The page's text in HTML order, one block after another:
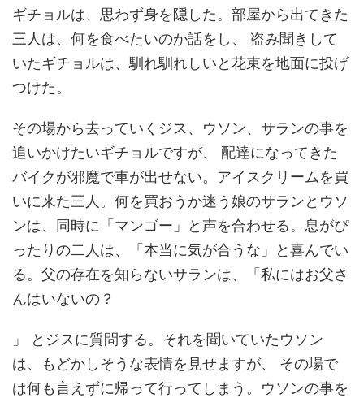
ギチョルは、思わず身を隠した。部屋から出てきた
三人は、何を食べたいのか話をし、 盗み聞きして
いたギチョルは、馴れ馴れしいと花束を地面に投げ
つけた。
その場から去っていくジス、ウソン、サランの事を
追いかけたいギチョルですが、 配達になってきた
バイクが邪魔で車が出せない。アイスクリームを買
いに来た三人。何を買おうか迷う娘のサランとウソ
ンは、同時に「マンゴー」と声を合わせる。息がぴ
ったりの二人は、「本当に気が合うな」と喜んでい
る。父の存在を知らないサランは、「私にはお父さ
んはいないの？
」 とジスに質問する。それを聞いていたウソン
は、もどかしそうな表情を見せますが、 その場で
は何も言えずに帰って行ってしまう。ウソンの事を